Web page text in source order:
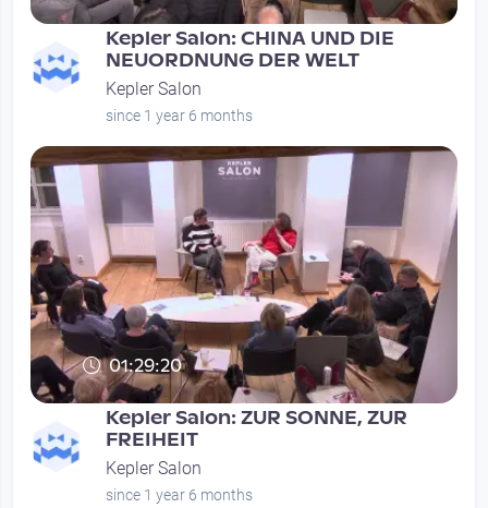
Kepler Salon: CHINA UND DIE
NEUORDNUNG DER WELT
Kepler Salon
since 1 year 6 months
01:29:20
Kepler Salon: ZUR SONNE, ZUR
FREIHEIT
Kepler Salon
since 1 year 6 months